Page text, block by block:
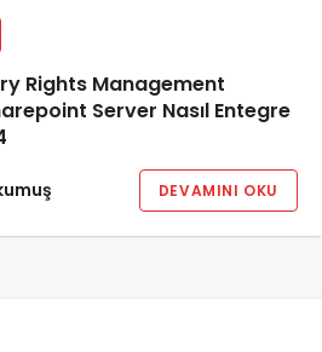
Rights Management
Server Nasıl Entegre
DEVAMINI OKU